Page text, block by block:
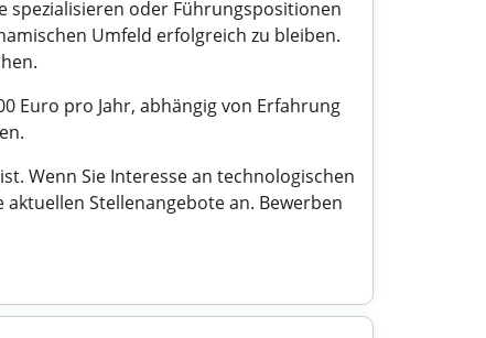
spezialisieren oder Führungspositionen
Umfeld erfolgreich zu bleiben.
Euro pro Jahr, abhängig von Erfahrung
Wenn Sie Interesse an technologischen
Stellenangebote an. Bewerben